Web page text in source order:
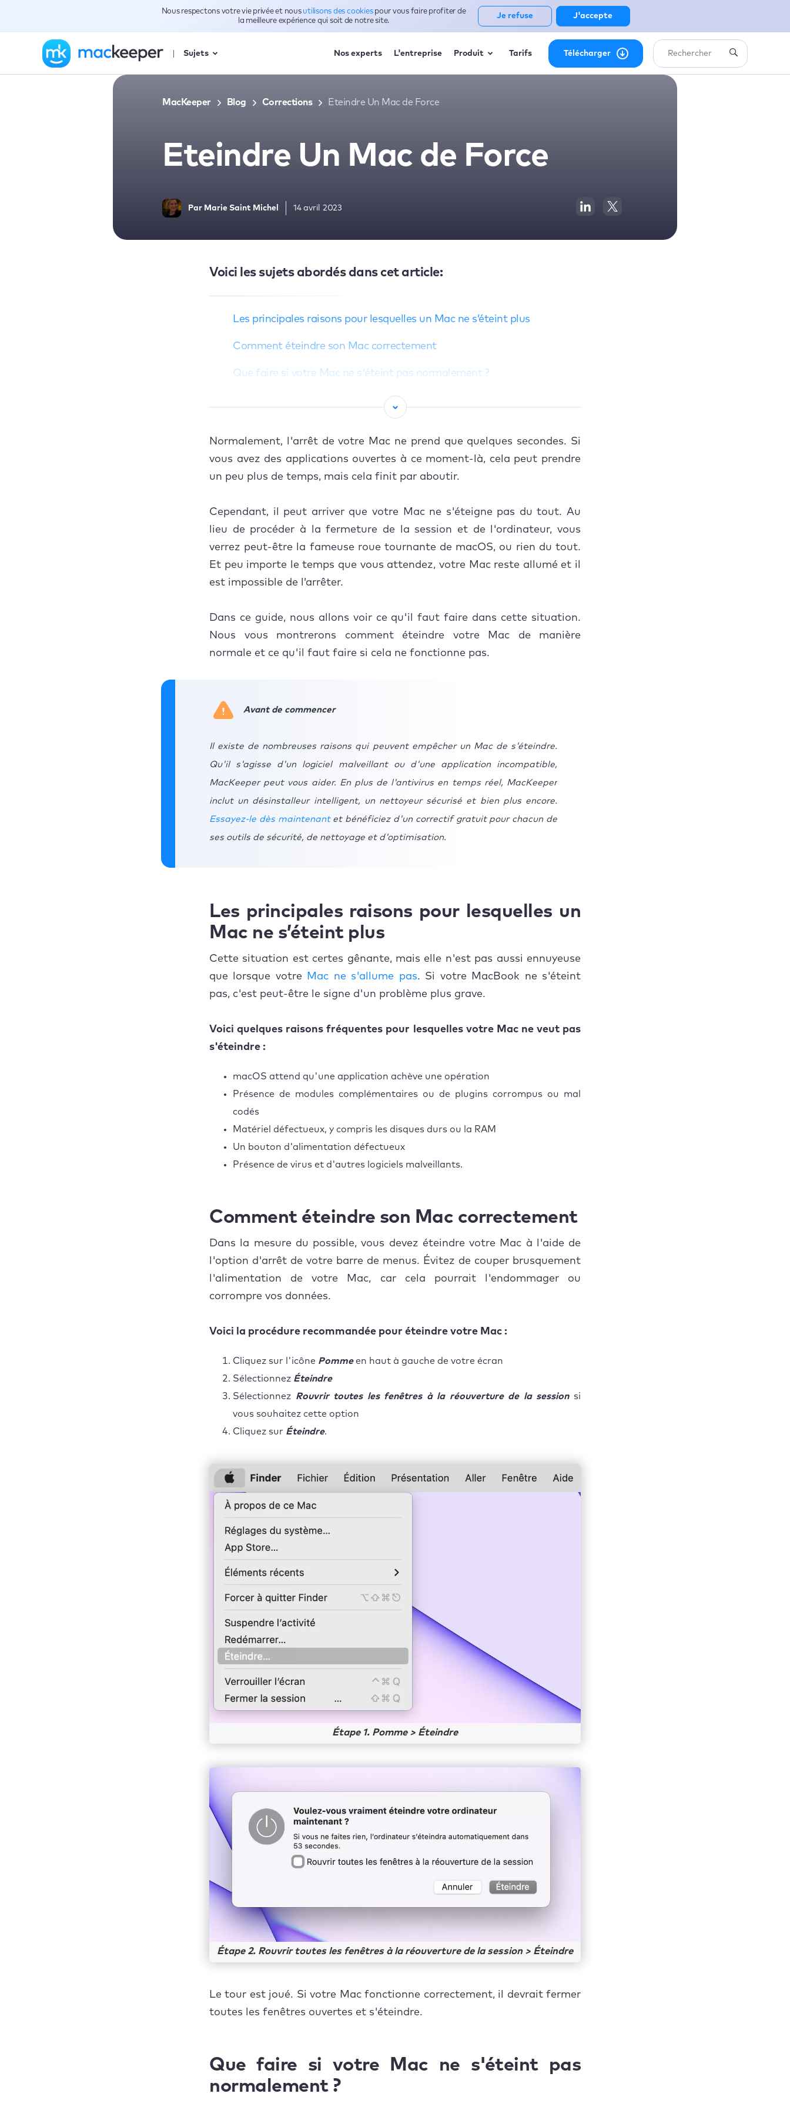
Sujets Nos experts L'entreprise Produit Tarifs Télécharger
MacKeeper Blog Corrections Eteindre Un Mac de Force
Eteindre Un Mac de Force
Par Marie Saint Michel 14 avril 2023
Voici les sujets abordés dans cet article:
Les principales raisons pour lesquelles un Mac ne s’éteint plus
Comment éteindre son Mac correctement
Que faire si votre Mac ne s'éteint pas normalement ?
Éteindre le Mac à l'aide d'un raccourci clavier
Forcer les applications à quitter avant d'éteindre votre Mac
Forcer la fermeture d'applications et de processus à l'aide du
Déconnectez les appareils et périphériques externes
Que faire si le problème persiste ?
Normalement, l'arrêt de votre Mac ne prend que quelques secondes. Si
vous avez des applications ouvertes à ce moment-là, cela peut prendre
un peu plus de temps, mais cela finit par aboutir.
Cependant, il peut arriver que votre Mac ne s'éteigne pas du tout. Au
lieu de procéder à la fermeture de la session et de l'ordinateur, vous
verrez peut-être la fameuse roue tournante de macOS, ou rien du tout.
Et peu importe le temps que vous attendez, votre Mac reste allumé et il
est impossible de l’arrêter.
Dans ce guide, nous allons voir ce qu'il faut faire dans cette situation.
Nous vous montrerons comment éteindre votre Mac de manière
normale et ce qu'il faut faire si cela ne fonctionne pas.
Avant de commencer
Il existe de nombreuses raisons qui peuvent empêcher un Mac de s'éteindre.
Qu'il s'agisse d'un logiciel malveillant ou d'une application incompatible,
MacKeeper peut vous aider. En plus de l'antivirus en temps réel, MacKeeper
inclut un désinstalleur intelligent, un nettoyeur sécurisé et bien plus encore.
Essayez-le dès maintenantet bénéficiez d'un correctif gratuit pour chacun de
ses outils de sécurité, de nettoyage et d'optimisation.
Les principales raisons pour lesquelles un
Mac ne s’éteint plus
Cette situation est certes gênante, mais elle n'est pas aussi ennuyeuse
que lorsque votre
Mac ne s'allume pas. Si votre MacBook ne s'éteint
pas, c'est peut-être le signe d'un problème plus grave.
Voici quelques raisons fréquentes pour lesquelles votre Mac ne veut pas
s'éteindre :
macOS attend qu'une application achève une opération
Présence de modules complémentaires ou de plugins corrompus ou mal
codés
Matériel défectueux, y compris les disques durs ou la RAM
Un bouton d'alimentation défectueux
Présence de virus et d'autres logiciels malveillants.
Comment éteindre son Mac correctement
Dans la mesure du possible, vous devez éteindre votre Mac à l'aide de
l'option d'arrêt de votre barre de menus. Évitez de couper brusquement
l'alimentation de votre Mac, car cela pourrait l'endommager ou
corrompre vos données.
Voici la procédure recommandée pour éteindre votre Mac :
Cliquez sur l'icône Pommeen haut à gauche de votre écran
Sélectionnez Éteindre
Sélectionnez Rouvrir toutes les fenêtres à la réouverture de la sessionsi
vous souhaitez cette option
Cliquez sur Éteindre.
Étape 1. Pomme > Éteindre
Étape 2. Rouvrir toutes les fenêtres à la réouverture de la session > Éteindre
Le tour est joué. Si votre Mac fonctionne correctement, il devrait fermer
toutes les fenêtres ouvertes et s'éteindre.
Que faire si votre Mac ne s'éteint pas
normalement ?
Nous respectons votre vie privée et nous utilisons des cookies pour vous faire profiter de
la meilleure expérience qui soit de notre site.
Je refuse J'accepte